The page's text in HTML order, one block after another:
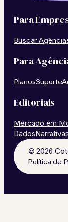
Para
Buscar
Para
PlanosSuporte
Editoriais
Mercado em
Dados
© 2026
Política de